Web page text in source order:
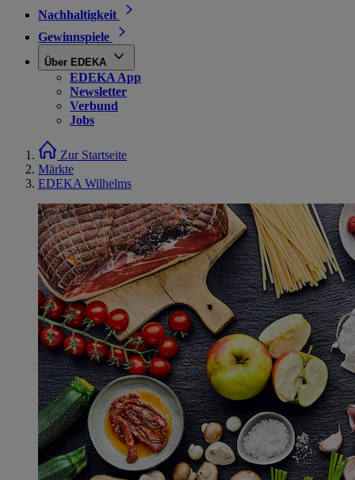
Nachhaltigkeit
Gewinnspiele
Über EDEKA
EDEKA App
Newsletter
Verbund
Jobs
Zur Startseite
Märkte
EDEKA Wilhelms